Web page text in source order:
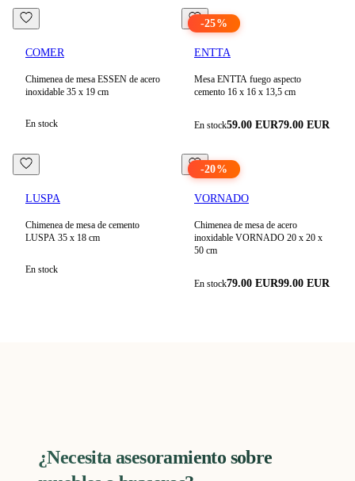
COMER
Chimenea de mesa ESSEN de acero
inoxidable 35 x 19 cm
En stock
-25%
ENTTA
Mesa ENTTA fuego aspecto
cemento 16 x 16 x 13,5 cm
En stock59.00 EUR79.00 EUR
LUSPA
Chimenea de mesa de cemento
LUSPA 35 x 18 cm
En stock
-20%
VORNADO
Chimenea de mesa de acero
inoxidable VORNADO 20 x 20 x
50 cm
En stock79.00 EUR99.00 EUR
¿Necesita asesoramiento sobre